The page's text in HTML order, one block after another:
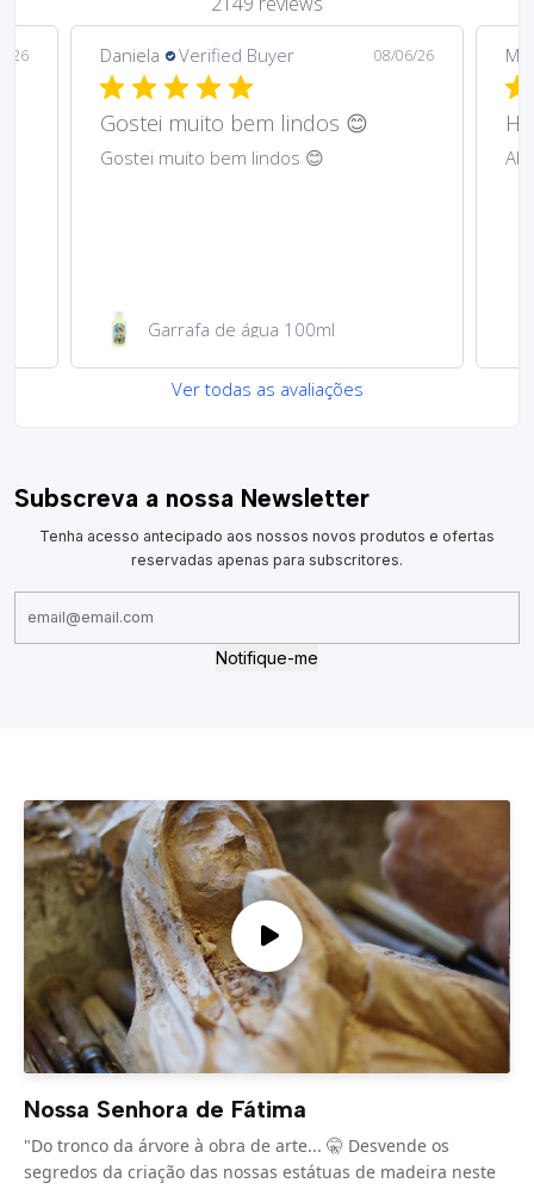
26 Daniela Verified Buyer 08/06/26
Gostei muito bem lindos 😊
Gostei muito bem lindos 😊
Garrafa de água 100ml
Ver todas as avaliações
Subscreva a nossa Newsletter
Tenha acesso antecipado aos nossos novos produtos e ofertas
reservadas apenas para subscritores.
Notifique-me
Nossa Senhora de Fátima
"Do tronco da árvore à obra de arte... 🤫 Desvende os
segredos da criação das nossas estátuas de madeira neste